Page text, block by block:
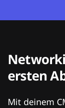
ersten
Mit deinem